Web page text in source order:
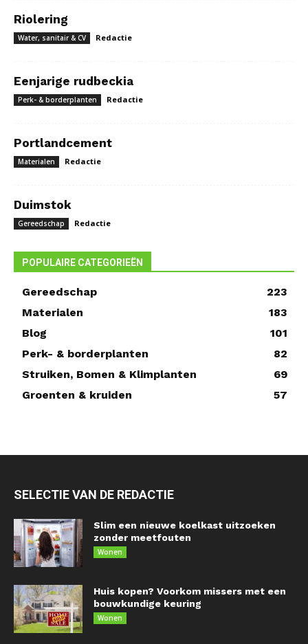
Riolering
Water, sanitair & CV Redactie
Eenjarige rudbeckia
Perk- & borderplanten Redactie
Portlandcement
Materialen Redactie
Duimstok
Gereedschap Redactie
POPULAIRE CATEGORIEËN
Gereedschap
223
Materialen
183
Blog
101
Perk- & borderplanten
82
Struiken, Bomen & Klimplanten
69
Groenten & kruiden
57
SELECTIE VAN DE REDACTIE
Slim een nieuwe koelkast uitzoeken
zonder meetfouten
Wonen
Huis kopen? Voorkom missers met een
bouwkundige keuring
Wonen